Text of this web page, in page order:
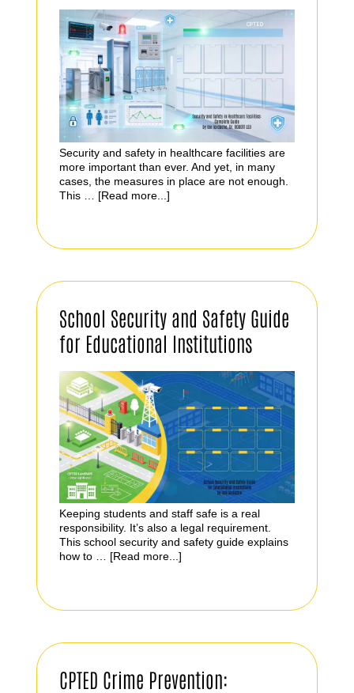
Security and safety in healthcare facilities are
more important than ever. And yet, in many
cases, the measures in place are not enough.
This … [Read more...]
School Security and Safety Guide
for Educational Institutions
Keeping students and staff safe is a real
responsibility. It’s also a legal requirement.
This school security and safety guide explains
how to … [Read more...]
CPTED Crime Prevention: